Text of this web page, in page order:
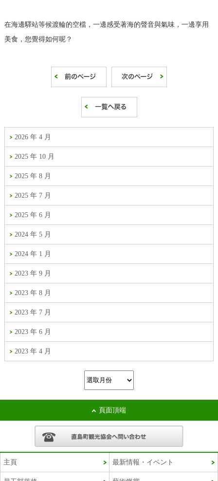
在海邊驛站等候渡輪的空檔，一邊感受著海的聲音與氣味，一邊享用
美食，您覺得如何呢？
2026 年 4 月
2025 年 10 月
2025 年 8 月
2025 年 7 月
2025 年 6 月
2024 年 5 月
2024 年 1 月
2023 年 9 月
2023 年 8 月
2023 年 7 月
2023 年 6 月
2023 年 4 月
頁面頂端
主頁 最新情報・イベント